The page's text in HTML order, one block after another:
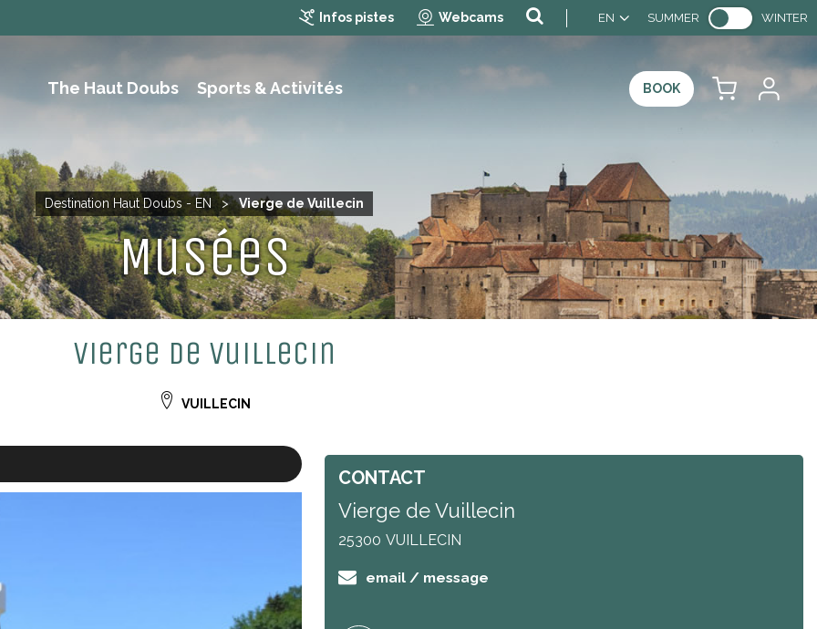
Infos pistes Webcams EN SUMMER WINTER
The Haut Doubs Sports & Activités BOOK
Destination Haut Doubs - EN > Vierge de Vuillecin
Musées
Vierge de Vuillecin
VUILLECIN
CONTACT
Vierge de Vuillecin
25300 VUILLECIN
email / message